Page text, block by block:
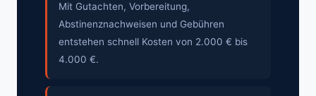
Mit Gutachten, Vorbereitung,
Abstinenznachweisen und Gebühren
entstehen schnell Kosten von 2.000 € bis
4.000 €.